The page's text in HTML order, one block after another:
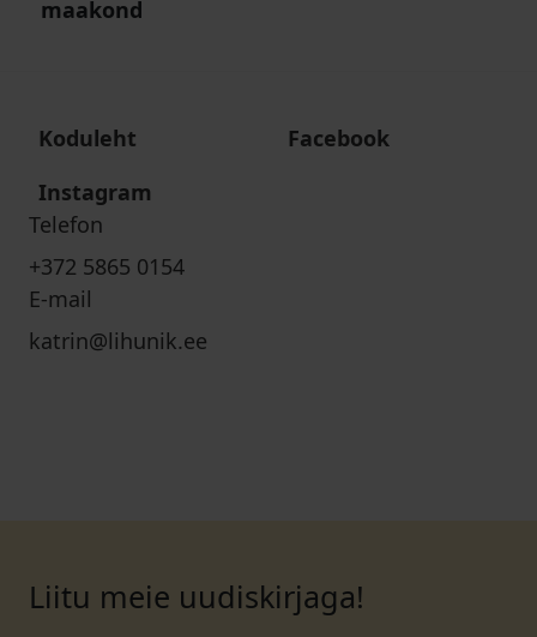
maakond
Koduleht
Facebook
Instagram
Telefon
+372 5865 0154
E-mail
katrin@lihunik.ee
Liitu meie uudiskirjaga!